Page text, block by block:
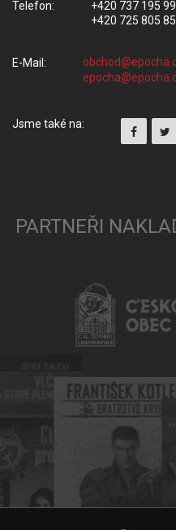
Telefon: +420 737 195
+420 725 805
E-Mail:
Jsme také na:
PARTNEŘI